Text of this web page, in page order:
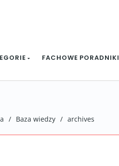
FACHOWE PORADNIKI
/ Baza wiedzy / archives